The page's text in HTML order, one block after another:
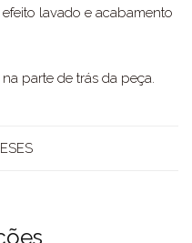
lavado e acabamento
parte de trás da peça.